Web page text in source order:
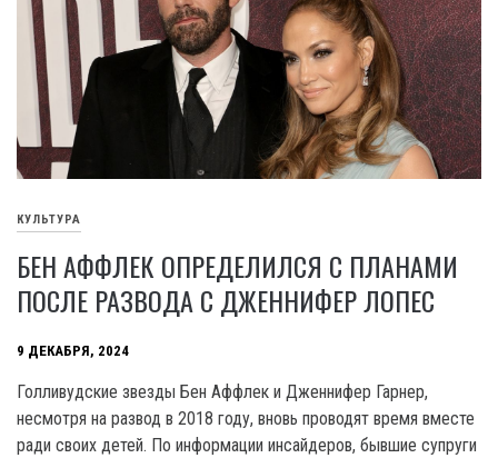
КУЛЬТУРА
БЕН АФФЛЕК ОПРЕДЕЛИЛСЯ С ПЛАНАМИ
ПОСЛЕ РАЗВОДА С ДЖЕННИФЕР ЛОПЕС
9 ДЕКАБРЯ, 2024
Голливудские звезды Бен Аффлек и Дженнифер Гарнер,
несмотря на развод в 2018 году, вновь проводят время вместе
ради своих детей. По информации инсайдеров, бывшие супруги